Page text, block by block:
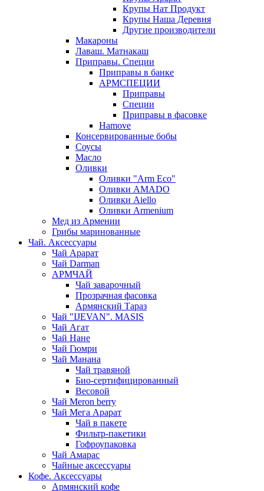
Крупы Нат Продукт
Крупы Наша Деревня
Другие производители
Макароны
Лаваш. Матнакаш
Приправы. Специи
Приправы в банке
АРМСПЕЦИИ
Приправы
Специи
Приправы в фасовке
Hamove
Консервированные бобы
Соусы
Масло
Оливки
Оливки "Arm Eco"
Оливки AMADO
Оливки Aiello
Оливки Armenium
Мед из Армении
Грибы маринованные
Чай. Аксессуары
Чай Арарат
Чай Darman
АРМЧАЙ
Чай заварочный
Прозрачная фасовка
Армянский Тараз
Чай "IJEVAN". MASIS
Чай Агат
Чай Нане
Чай Гюмри
Чай Манана
Чай травяной
Био-сертифицированный
Весовой
Чай Meron berry
Чай Мега Арарат
Чай в пакете
Фильтр-пакетики
Гофроупаковка
Чай Амарас
Чайные аксессуары
Кофе. Аксессуары
Армянский кофе